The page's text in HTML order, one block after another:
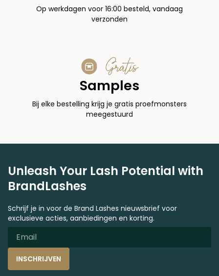
Op werkdagen voor 16:00 besteld, vandaag
verzonden
Gratis
Samples
Bij elke bestelling krijg je gratis proefmonsters
meegestuurd
Unleash Your Lash Potential with
BrandLashes
Schrijf je in voor de Brand Lashes nieuwsbrief voor
exclusieve acties, aanbiedingen en korting.
INSCHRIJVEN